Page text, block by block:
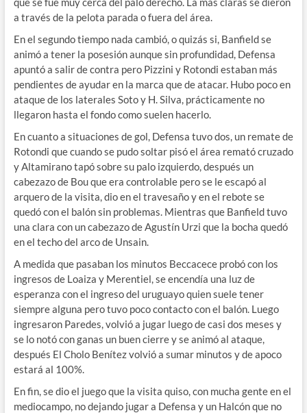
a través de la pelota parada o fuera del área.
En el segundo tiempo nada cambió, o quizás si, Banfield se
animó a tener la posesión aunque sin profundidad, Defensa
apuntó a salir de contra pero Pizzini y Rotondi estaban más
pendientes de ayudar en la marca que de atacar. Hubo poco en
ataque de los laterales Soto y H. Silva, prácticamente no
llegaron hasta el fondo como suelen hacerlo.
En cuanto a situaciones de gol, Defensa tuvo dos, un remate de
Rotondi que cuando se pudo soltar pisó el área remató cruzado
y Altamirano tapó sobre su palo izquierdo, después un
cabezazo de Bou que era controlable pero se le escapó al
arquero de la visita, dio en el travesaño y en el rebote se
quedó con el balón sin problemas. Mientras que Banfield tuvo
una clara con un cabezazo de Agustín Urzi que la bocha quedó
en el techo del arco de Unsain.
A medida que pasaban los minutos Beccacece probó con los
ingresos de Loaiza y Merentiel, se encendía una luz de
esperanza con el ingreso del uruguayo quien suele tener
siempre alguna pero tuvo poco contacto con el balón. Luego
ingresaron Paredes, volvió a jugar luego de casi dos meses y
se lo notó con ganas un buen cierre y se animó al ataque,
después El Cholo Benítez volvió a sumar minutos y de apoco
estará al 100%.
En fin, se dio el juego que la visita quiso, con mucha gente en el
mediocampo, no dejando jugar a Defensa y un Halcón que no